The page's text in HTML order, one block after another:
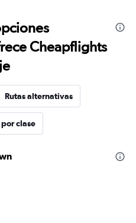
Cheapflights
Rutas alternativas
por clase